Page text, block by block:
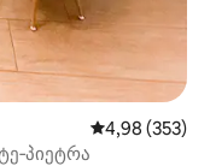
საშუალო
4,98 (353)